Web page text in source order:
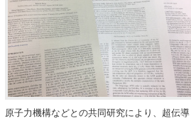
原子力機構などとの共同研究により、超伝導